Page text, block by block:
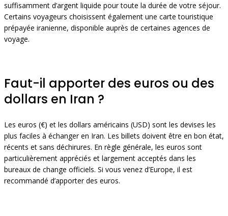
suffisamment d’argent liquide pour toute la durée de votre séjour.
Certains voyageurs choisissent également une carte touristique
prépayée iranienne, disponible auprès de certaines agences de
voyage.
Faut-il apporter des euros ou des
dollars en Iran ?
Les euros (€) et les dollars américains (USD) sont les devises les
plus faciles à échanger en Iran. Les billets doivent être en bon état,
récents et sans déchirures. En règle générale, les euros sont
particulièrement appréciés et largement acceptés dans les
bureaux de change officiels. Si vous venez d’Europe, il est
recommandé d’apporter des euros.